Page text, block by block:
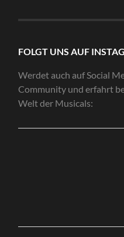
FOLGT UNS AUF
Werdet auch auf Social
Community und erfahrt
Welt der Musicals: